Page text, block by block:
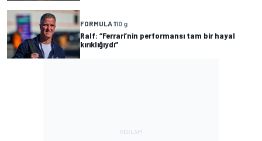
FORMULA 110 g
Ralf: “Ferrari’nin performansı tam bir hayal
kırıklığıydı”